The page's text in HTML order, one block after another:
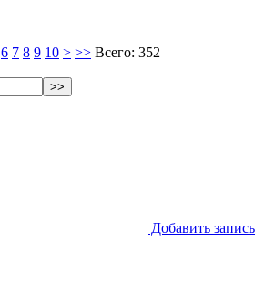
6 7 8 9 10 > >> Всего: 352
>>
Добавить запись